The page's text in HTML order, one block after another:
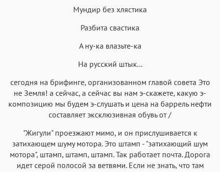
Мундир без хлястика
Разбита свастика
А ну-ка влазьте-ка
Hа русский штык...
сегодня на брифинге, организованном главой совета Это
не Земля! а сейчас, а сейчас вы нам э-скажете, какую э-
композицию мы будем э-слушать и цена на баррель нефти
составляет эксклюзивная обувь от /
"Жигули" проезжают мимо, и он прислушивается к
затихающем шуму мотора. Это штамп - "затихающий шум
мотора", штамп, штамп, штамп. Так работает почта. Дорога
идет серой полосой за ветвями. Если не знать, что там